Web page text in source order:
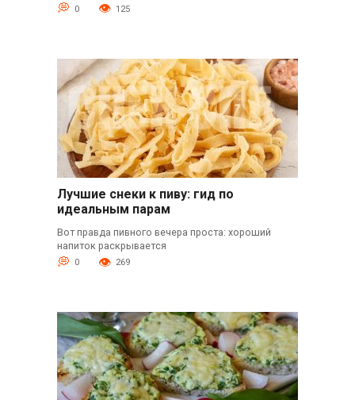
0 125
Лучшие снеки к пиву: гид по
идеальным парам
Вот правда пивного вечера проста: хороший
напиток раскрывается
0 269